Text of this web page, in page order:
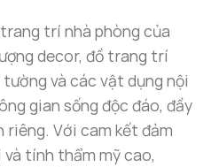
trí nhà phòng của
decor, đồ trang trí
và các vật dụng nội
gian sống độc đáo, đầy
riêng. Với cam kết đảm
tính thẩm mỹ cao,